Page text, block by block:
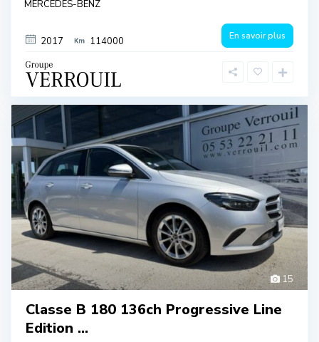
MERCEDES-BENZ
2017 114000 En savoir plus
15
Classe B 180 136ch Progressive Line
Edition ...